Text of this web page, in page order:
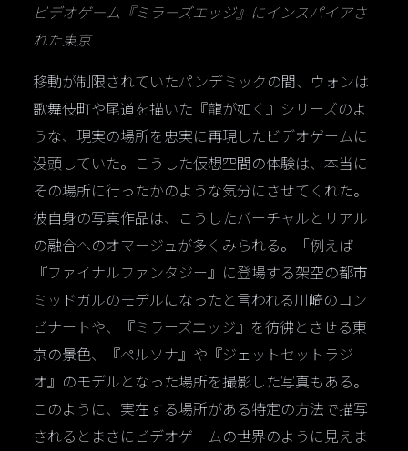
ビデオゲーム『ミラーズエッジ』にインスパイアさ
れた東京
移動が制限されていたパンデミックの間、ウォンは
歌舞伎町や尾道を描いた『龍が如く』シリーズのよ
うな、現実の場所を忠実に再現したビデオゲームに
没頭していた。こうした仮想空間の体験は、本当に
その場所に行ったかのような気分にさせてくれた。
彼自身の写真作品は、こうしたバーチャルとリアル
の融合へのオマージュが多くみられる。「例えば
『ファイナルファンタジー』に登場する架空の都市
ミッドガルのモデルになったと言われる川崎のコン
ビナートや、『ミラーズエッジ』を彷彿とさせる東
京の景色、『ペルソナ』や『ジェットセットラジ
オ』のモデルとなった場所を撮影した写真もある。
このように、実在する場所がある特定の方法で描写
されるとまさにビデオゲームの世界のように見えま